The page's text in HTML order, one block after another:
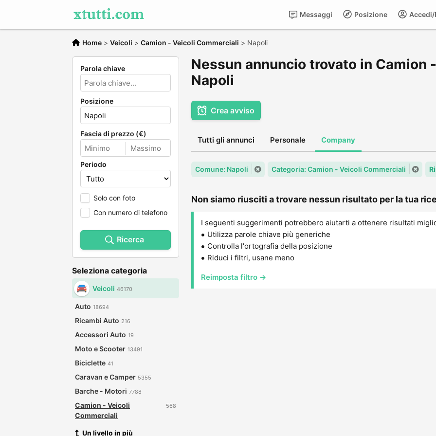
Posizione
Messaggi
Home > Veicoli > Camion - Veicoli Commerciali > Napoli
Parola chiave
Posizione
Fascia di prezzo (€)
Periodo
Solo con foto
Con numero di telefono
Ricerca
Seleziona categoria
Veicoli 46170
Auto 18694
Ricambi Auto 216
Accessori Auto 19
Moto e Scooter 13491
Biciclette 41
Caravan e Camper 5355
Barche - Motori 7788
Camion - Veicoli
Commerciali
568
Un livello in più
Nessun annuncio trovato in Camion
Napoli
Crea avviso
Tutti gli annunci Personale Company
Comune: Napoli Categoria: Camion - Veicoli Commerciali
Non siamo riusciti a trovare nessun risultato per la tua
I seguenti suggerimenti potrebbero aiutarti a ottenere risultati
Utilizza parole chiave più generiche
Controlla l'ortografia della posizione
Riduci i filtri, usane meno
Reimposta filtro →